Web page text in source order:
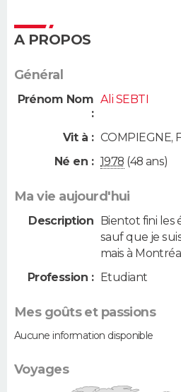
A PROPOS
Général
Prénom Nom
:
Ali SEBTI
Vit à : COMPIEGNE,
Né en : 1978 (48 ans)
Ma vie aujourd'hui
Description Bientot fini les
sauf que je
mais à
Profession :
Etudiant
Mes goûts et passions
Aucune information disponible
Voyages